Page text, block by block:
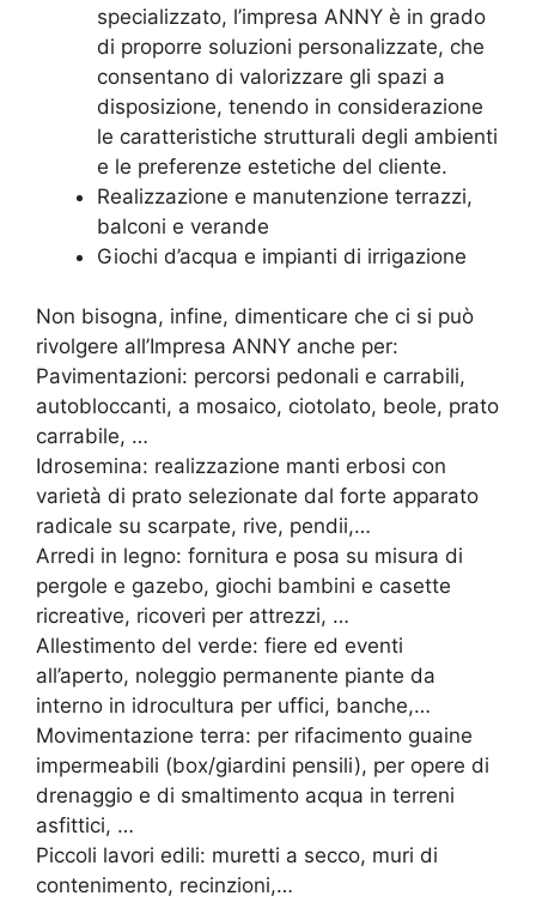
specializzato, l’impresa ANNY è in grado
di proporre soluzioni personalizzate, che
consentano di valorizzare gli spazi a
disposizione, tenendo in considerazione
le caratteristiche strutturali degli ambienti
e le preferenze estetiche del cliente.
Realizzazione e manutenzione terrazzi,
balconi e verande
Giochi d’acqua e impianti di irrigazione
Non bisogna, infine, dimenticare che ci si può
rivolgere all’Impresa ANNY anche per:
Pavimentazioni: percorsi pedonali e carrabili,
autobloccanti, a mosaico, ciotolato, beole, prato
carrabile, …
Idrosemina: realizzazione manti erbosi con
varietà di prato selezionate dal forte apparato
radicale su scarpate, rive, pendii,…
Arredi in legno: fornitura e posa su misura di
pergole e gazebo, giochi bambini e casette
ricreative, ricoveri per attrezzi, …
Allestimento del verde: fiere ed eventi
all’aperto, noleggio permanente piante da
interno in idrocultura per uffici, banche,…
Movimentazione terra: per rifacimento guaine
impermeabili (box/giardini pensili), per opere di
drenaggio e di smaltimento acqua in terreni
asfittici, …
Piccoli lavori edili: muretti a secco, muri di
contenimento, recinzioni,…